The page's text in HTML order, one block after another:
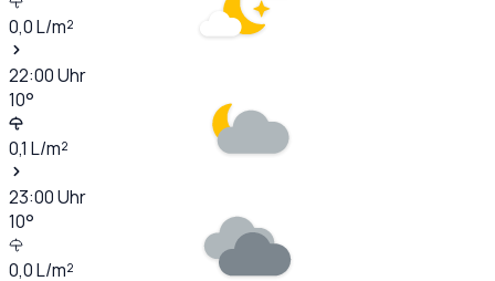
0,0L/m²
22:00Uhr
10°
0,1 L/m²
23:00Uhr
10°
0,0L/m²